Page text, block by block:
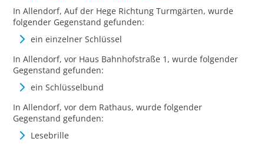
In Allendorf, Auf der Hege Richtung Turmgärten, wurde
folgender Gegenstand gefunden:
ein einzelner Schlüssel
In Allendorf, vor Haus Bahnhofstraße 1, wurde folgender
Gegenstand gefunden:
ein Schlüsselbund
In Allendorf, vor dem Rathaus, wurde folgender
Gegenstand gefunden:
Lesebrille